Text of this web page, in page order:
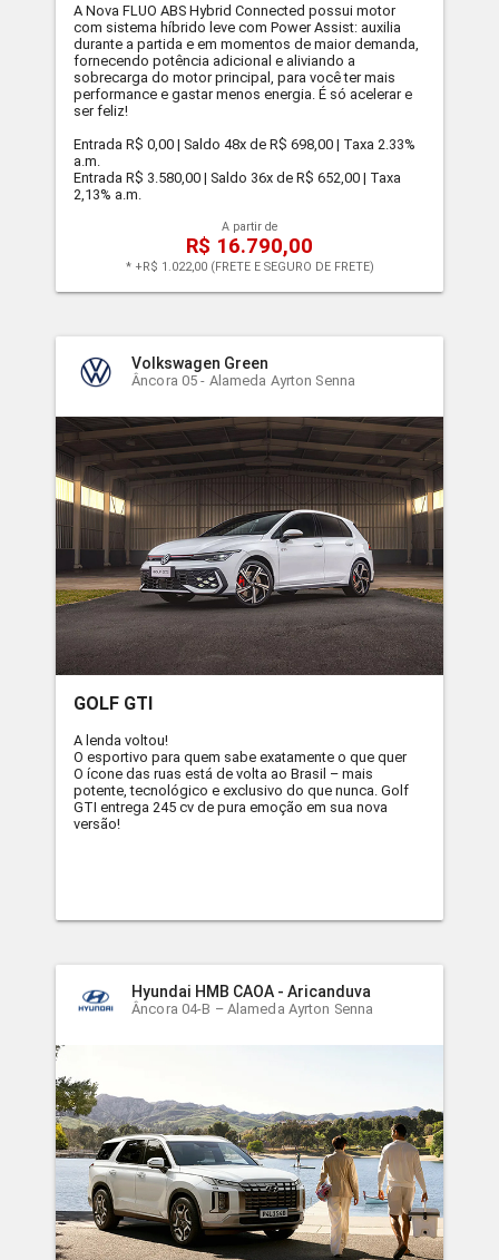
A Nova FLUO ABS Hybrid Connected possui motor
com sistema híbrido leve com Power Assist: auxilia
durante a partida e em momentos de maior demanda,
fornecendo potência adicional e aliviando a
sobrecarga do motor principal, para você ter mais
performance e gastar menos energia. É só acelerar e
ser feliz!
Entrada R$ 0,00 | Saldo 48x de R$ 698,00 | Taxa 2.33%
a.m.
Entrada R$ 3.580,00 | Saldo 36x de R$ 652,00 | Taxa
2,13% a.m.
A partir de
R$ 16.790,00
* +R$ 1.022,00 (FRETE E SEGURO DE FRETE)
Volkswagen Green
Âncora 05 - Alameda Ayrton Senna
GOLF GTI
A lenda voltou!
O esportivo para quem sabe exatamente o que quer
O ícone das ruas está de volta ao Brasil – mais
potente, tecnológico e exclusivo do que nunca. Golf
GTI entrega 245 cv de pura emoção em sua nova
versão!
Hyundai HMB CAOA - Aricanduva
Âncora 04-B – Alameda Ayrton Senna